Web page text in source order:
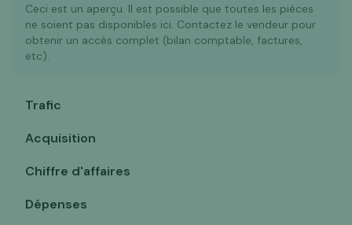
Ceci est un aperçu. Il est possible que toutes les pièces
ne soient pas disponibles ici. Contactez le vendeur pour
obtenir un accès complet (bilan comptable, factures,
etc).
Trafic
Acquisition
Chiffre d'affaires
Dépenses